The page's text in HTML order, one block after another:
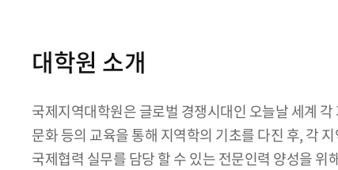
대학원 소개
국제지역대학원은 글로벌 경쟁시대인 오늘날 세계
문화 등의 교육을 통해 지역학의 기초를 다진 후, 각
국제협력 실무를 담당 할 수 있는 전문인력 양성을 위